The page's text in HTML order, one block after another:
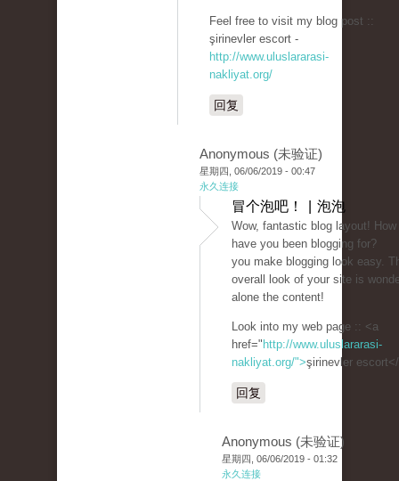
Feel free to visit my blog post ::
şirinevler escort -
http://www.uluslararasi-
nakliyat.org/
回复
Anonymous (未验证)
星期四, 06/06/2019 - 00:47
永久连接
冒个泡吧！ | 泡泡
Wow, fantastic blog layout! How
have you been blogging for?
you make blogging look easy.
overall look of your site is
alone the content!
Look into my web page :: <a
href=" http://www.uluslararasi-
nakliyat.org/">şirinevler
回复
Anonymous (未验证)
星期四, 06/06/2019 - 01:32
永久连接